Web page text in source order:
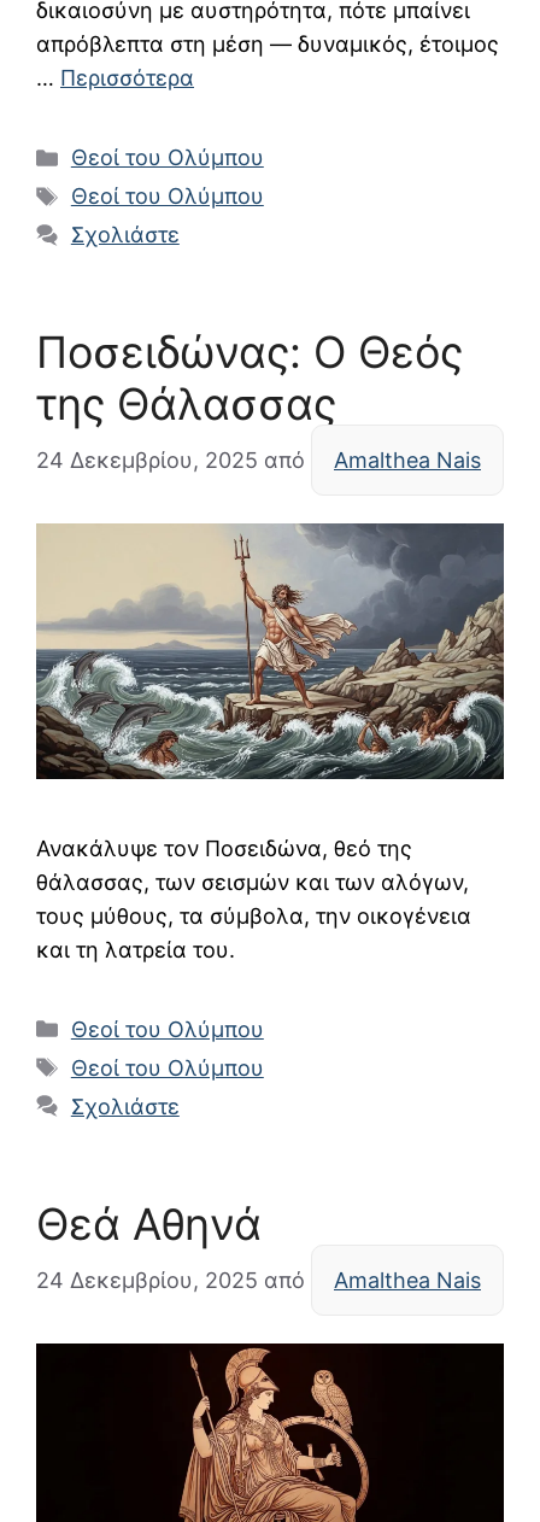
δικαιοσύνη με αυστηρότητα, πότε μπαίνει
απρόβλεπτα στη μέση — δυναμικός, έτοιμος
… Περισσότερα
Κατηγορίες
Θεοί του Ολύμπου
Ετικέτες
Θεοί του Ολύμπου
Σχολιάστε
Ποσειδώνας: Ο Θεός
της Θάλασσας
24 Δεκεμβρίου, 2025 από Amalthea Nais
Ανακάλυψε τον Ποσειδώνα, θεό της
θάλασσας, των σεισμών και των αλόγων,
τους μύθους, τα σύμβολα, την οικογένεια
και τη λατρεία του.
Κατηγορίες
Θεοί του Ολύμπου
Ετικέτες
Θεοί του Ολύμπου
Σχολιάστε
Θεά Αθηνά
24 Δεκεμβρίου, 2025 από Amalthea Nais